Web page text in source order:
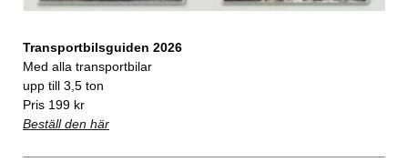
Transportbilsguiden 2026
Med alla transportbilar
upp till 3,5 ton
Pris 199 kr
Beställ den här